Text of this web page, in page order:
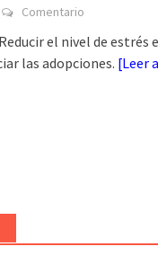
Comentario
el nivel de estrés
las adopciones. [Leer